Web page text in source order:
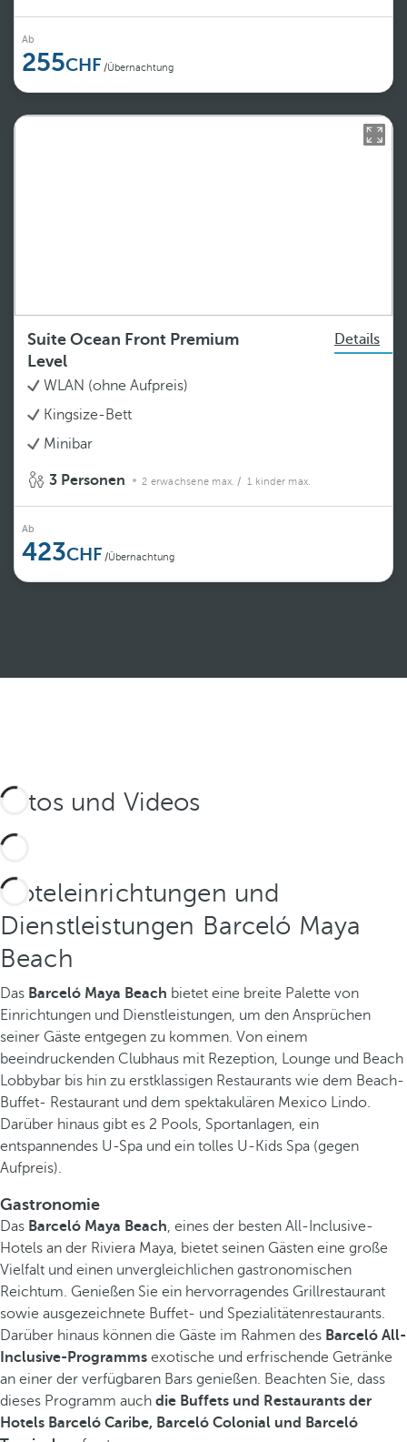
Ab
255 /Übernachtung
Suite Ocean Front Premium
Level
Details
WLAN (ohne Aufpreis)
Kingsize-Bett
Minibar
3 Personen 2 erwachsene max. / 1 kinder max.
Ab
423 /Übernachtung
Fotos und Videos
Hoteleinrichtungen und
Dienstleistungen Barceló Maya
Beach
Das Barceló Maya Beach bietet eine breite Palette von
Einrichtungen und Dienstleistungen, um den Ansprüchen
seiner Gäste entgegen zu kommen. Von einem
beeindruckenden Clubhaus mit Rezeption, Lounge und Beach
Lobbybar bis hin zu erstklassigen Restaurants wie dem Beach-
Buffet- Restaurant und dem spektakulären Mexico Lindo.
Darüber hinaus gibt es 2 Pools, Sportanlagen, ein
entspannendes U-Spa und ein tolles U-Kids Spa (gegen
Aufpreis).
Gastronomie
Das Barceló Maya Beach, eines der besten All-Inclusive-
Hotels an der Riviera Maya, bietet seinen Gästen eine große
Vielfalt und einen unvergleichlichen gastronomischen
Reichtum. Genießen Sie ein hervorragendes Grillrestaurant
sowie ausgezeichnete Buffet- und Spezialitätenrestaurants.
Darüber hinaus können die Gäste im Rahmen des Barceló All-
Inclusive-Programms exotische und erfrischende Getränke
an einer der verfügbaren Bars genießen. Beachten Sie, dass
dieses Programm auch die Buffets und Restaurants der
Hotels Barceló Caribe, Barceló Colonial und Barceló